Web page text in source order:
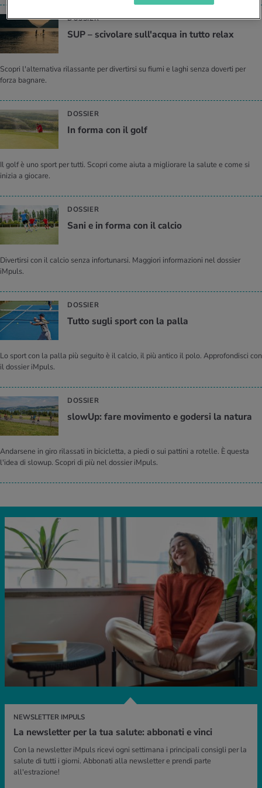
DOSSIER
SUP – sci­vo­la­re sul­l'ac­qua in tutto relax
Scopri l'alternativa rilassante per divertirsi su fiumi e laghi senza doverti per
forza bagnare.
DOSSIER
In forma con il golf
Il golf è uno sport per tutti. Scopri come aiuta a migliorare la salute e come si
inizia a giocare.
DOSSIER
Sani e in forma con il cal­cio
Divertirsi con il calcio senza infortunarsi. Maggiori informazioni nel dossier
iMpuls.
DOSSIER
Tutto sugli sport con la palla
Lo sport con la palla più seguito è il calcio, il più antico il polo. Approfondisci con
il dossier iMpuls.
DOSSIER
slo­wUp: fare mo­vi­men­to e go­der­si la na­tu­ra
Andarsene in giro rilassati in bicicletta, a piedi o sui pattini a rotelle. È questa
l'idea di slowup. Scopri di più nel dossier iMpuls.
NEWSLETTER IMPULS
La newsletter per la tua salute: abbonati e vinci
Con la newsletter iMpuls ricevi ogni settimana i principali consigli per la
salute di tutti i giorni. Abbonati alla newsletter e prendi parte
all'estrazione!